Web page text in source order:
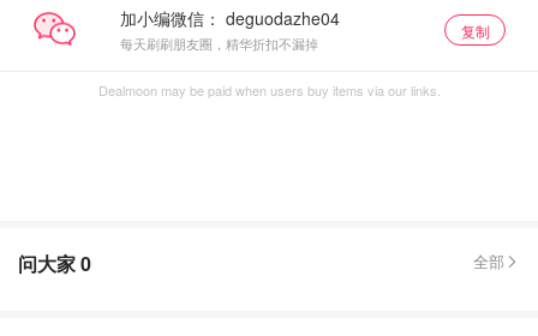
加小编微信：
每天刷刷朋友圈，精华折扣不漏掉
复制
Dealmoon may be paid when users buy items via our links.
问大家0 全部